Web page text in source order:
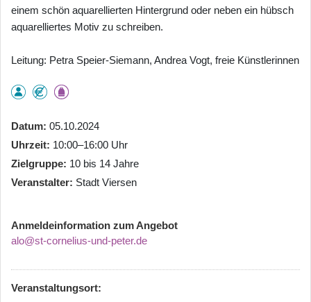
einem schön aquarellierten Hintergrund oder neben ein hübsch
aquarelliertes Motiv zu schreiben.
Leitung: Petra Speier-Siemann, Andrea Vogt, freie Künstlerinnen
Datum 05.10.2024
Uhrzeit 10:00–16:00 Uhr
Zielgruppe 10 bis 14 Jahre
Veranstalter Stadt Viersen
Anmeldeinformation zum Angebot
alo@st-cornelius-und-peter.de
Veranstaltungsort: